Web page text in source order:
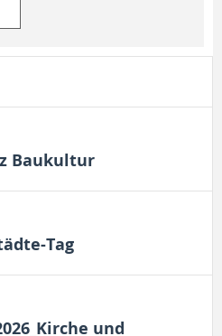
Baukultur
Tag
und